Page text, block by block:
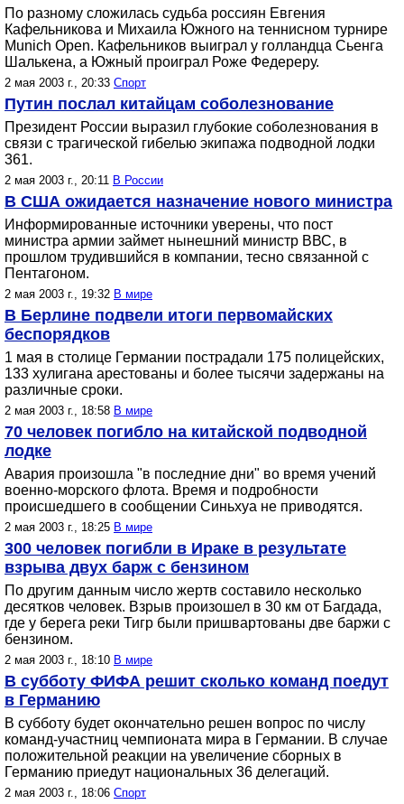
По разному сложилась судьба россиян Евгения
Кафельникова и Михаила Южного на теннисном турнире
Munich Open. Кафельников выиграл у голландца Сьенга
Шалькена, а Южный проиграл Роже Федереру.
2 мая 2003 г., 20:33 Спорт
Путин послал китайцам соболезнование
Президент России выразил глубокие соболезнования в
связи с трагической гибелью экипажа подводной лодки
361.
2 мая 2003 г., 20:11 В России
В США ожидается назначение нового министра
Информированные источники уверены, что пост
министра армии займет нынешний министр ВВС, в
прошлом трудившийся в компании, тесно связанной с
Пентагоном.
2 мая 2003 г., 19:32 В мире
В Берлине подвели итоги первомайских
беспорядков
1 мая в столице Германии пострадали 175 полицейских,
133 хулигана арестованы и более тысячи задержаны на
различные сроки.
2 мая 2003 г., 18:58 В мире
70 человек погибло на китайской подводной
лодке
Авария произошла "в последние дни" во время учений
военно-морского флота. Время и подробности
происшедшего в сообщении Синьхуа не приводятся.
2 мая 2003 г., 18:25 В мире
300 человек погибли в Ираке в результате
взрыва двух барж с бензином
По другим данным число жертв составило несколько
десятков человек. Взрыв произошел в 30 км от Багдада,
где у берега реки Тигр были пришвартованы две баржи с
бензином.
2 мая 2003 г., 18:10 В мире
В субботу ФИФА решит сколько команд поедут
в Германию
В субботу будет окончательно решен вопрос по числу
команд-участниц чемпионата мира в Германии. В случае
положительной реакции на увеличение сборных в
Германию приедут национальных 36 делегаций.
2 мая 2003 г., 18:06 Спорт